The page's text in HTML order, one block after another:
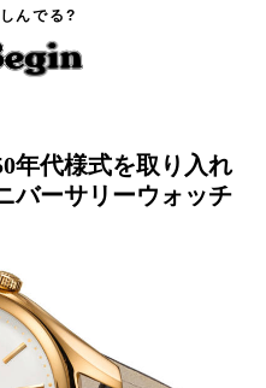
んでる?
た「金無垢」の限定アニバーサリーウォ
年代様式を取り入れ
バーサリーウォッチ